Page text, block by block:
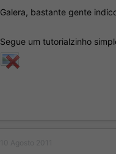
Galera, bastante gente
Segue um tutorialzinho